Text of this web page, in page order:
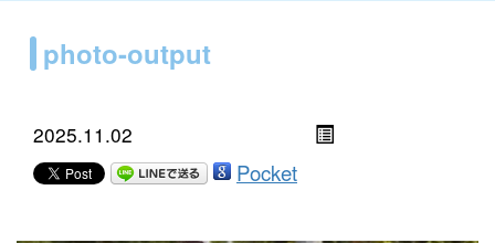
photo-output
2025.11.02
Pocket